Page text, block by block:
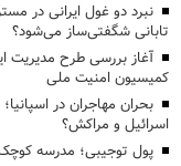
تابانی شگفتی‌ساز می‌شود؟
آغاز بررسی طرح مدیریت
کمیسیون امنیت ملی
بحران مهاجران در
اسرائیل و مراکش؟
پول توجیبی؛ مدرسه